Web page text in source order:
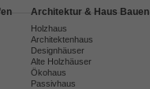
Architektur & Haus Bauen
Holzhaus
Architektenhaus
Designhäuser
Alte Holzhäuser
Ökohaus
Passivhaus